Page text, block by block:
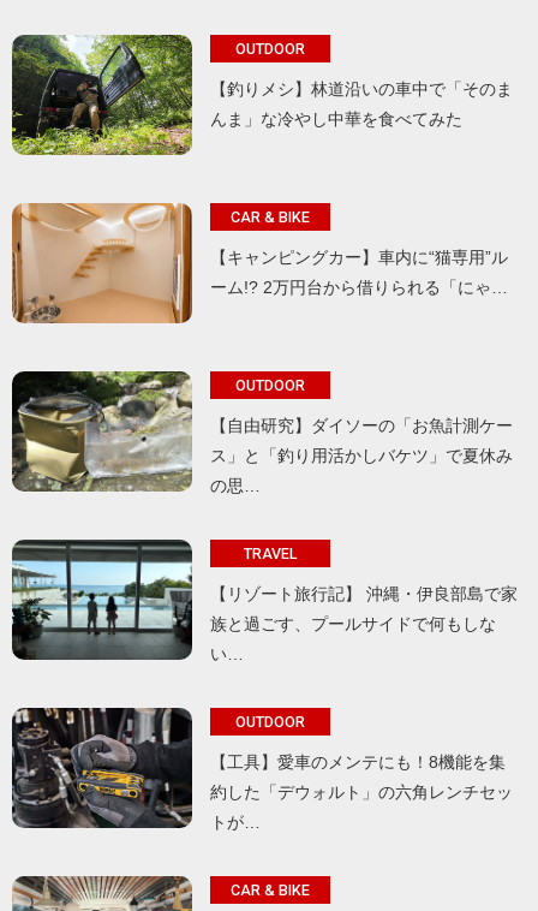
OUTDOOR
【釣りメシ】林道沿いの車中で「そのま
んま」な冷やし中華を食べてみた
CAR & BIKE
【キャンピングカー】車内に“猫専用”ル
ーム!? 2万円台から借りられる「にゃ…
OUTDOOR
【自由研究】ダイソーの「お魚計測ケー
ス」と「釣り用活かしバケツ」で夏休み
の思…
TRAVEL
【リゾート旅行記】 沖縄・伊良部島で家
族と過ごす、プールサイドで何もしな
い…
OUTDOOR
【工具】愛車のメンテにも！8機能を集
約した「デウォルト」の六角レンチセッ
トが…
CAR & BIKE